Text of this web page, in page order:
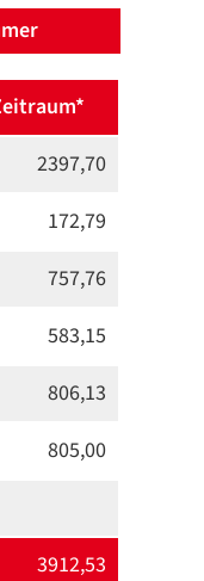
2397,70
172,79
757,76
583,15
806,13
805,00
3912,53